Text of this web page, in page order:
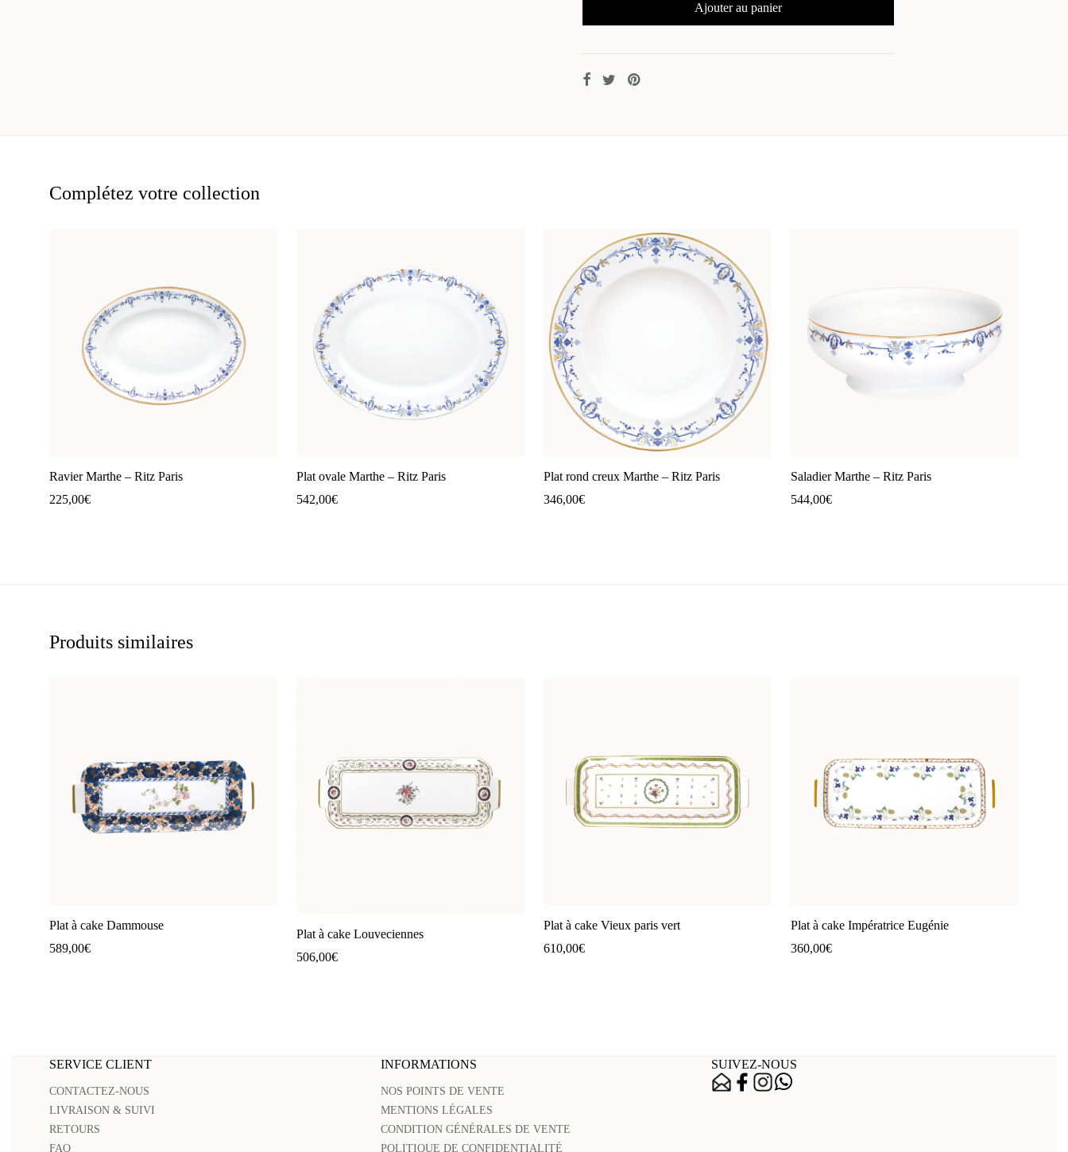
Ajouter au panier
Complétez votre collection
Ravier Marthe – Ritz Paris
225,00€
Plat ovale Marthe – Ritz Paris
542,00€
Plat rond creux Marthe – Ritz Paris
346,00€
Saladier Marthe – Ritz Paris
544,00€
Produits similaires
Plat à cake Dammouse
589,00€
Plat à cake Louveciennes
506,00€
Plat à cake Vieux paris vert
610,00€
Plat à cake Impératrice Eugénie
360,00€
SERVICE CLIENT
CONTACTEZ-NOUS
LIVRAISON & SUIVI
RETOURS
FAQ
INFORMATIONS
NOS POINTS DE VENTE
MENTIONS LÉGALES
CONDITION GÉNÉRALES DE VENTE
POLITIQUE DE CONFIDENTIALITÉ
SUIVEZ-NOUS